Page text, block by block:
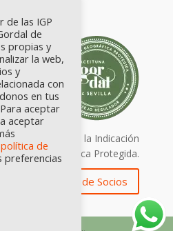
Origen. Sellos de la Indicación
Geográfica Protegida.
Zona de Socios
de las IGP
de
propias y
la web,
y
con
en tus
aceptar
aceptar
política de
preferencias